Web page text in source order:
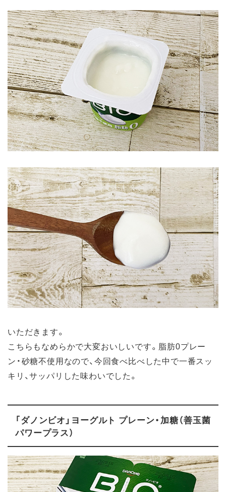
いただきます。
こちらもなめらかで大変おいしいです。脂肪0プレー
ン・砂糖不使用なので、今回食べ比べした中で一番スッ
キリ、サッパリした味わいでした。
「ダノンビオ」ヨーグルト プレーン・加糖（善玉菌
パワープラス）